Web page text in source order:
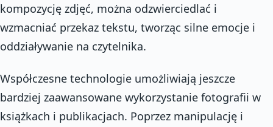
kompozycję zdjęć, można odzwierciedlać i
wzmacniać przekaz tekstu, tworząc silne emocje i
oddziaływanie na czytelnika.
Współczesne technologie umożliwiają jeszcze
bardziej zaawansowane wykorzystanie fotografii w
książkach i publikacjach. Poprzez manipulację i